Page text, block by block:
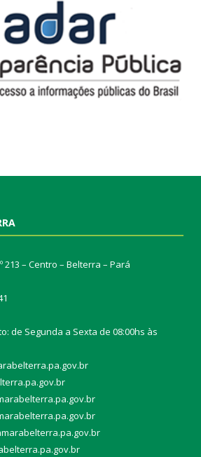
213 – Centro – Belterra – Pará
de Segunda a Sexta de 08:00hs às
r